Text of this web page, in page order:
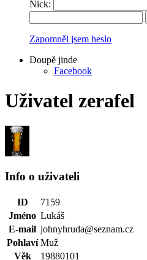
Nick:
Zapomněl jsem heslo
Doupě jinde
Facebook
Uživatel zerafel
Info o uživateli
ID
7159
Jméno Lukáš
E-mail johnyhruda@seznam.cz
Pohlaví Muž
Věk
19880101